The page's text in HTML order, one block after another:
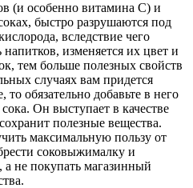
(и особенно витамина С) и
быстро разрушаются под
вследствие чего
изменяется их цвет и
тем больше полезных свойств
случаях вам придется
то обязательно добавьте в него
Он выступает в качестве
полезные вещества.
максимальную пользу от
соковыжималку и
а не покупать магазинный